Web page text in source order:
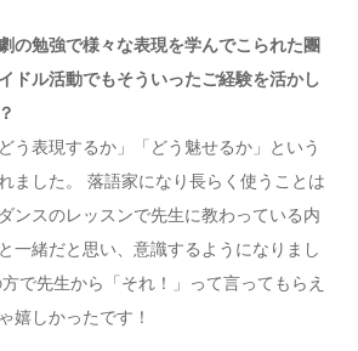
の勉強で様々な表現を学んでこられた團
ドル活動でもそういったご経験を活かし
う表現するか」「どう魅せるか」という
ました。 落語家になり長らく使うことは
ンスのレッスンで先生に教わっている内
一緒だと思い、意識するようになりまし
で先生から「それ！」って言ってもらえ
嬉しかったです！